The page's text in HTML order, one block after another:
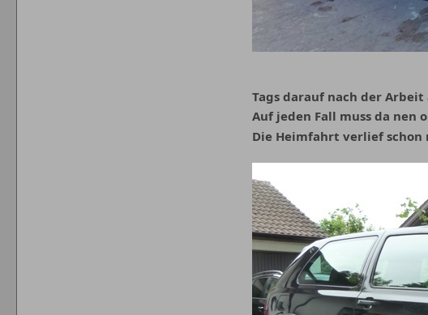
Tags darauf nach der
Auf jeden Fall muss da nen
Die Heimfahrt verlief schon